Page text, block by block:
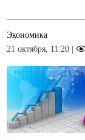
Экономика
21 октября, 11:20 |